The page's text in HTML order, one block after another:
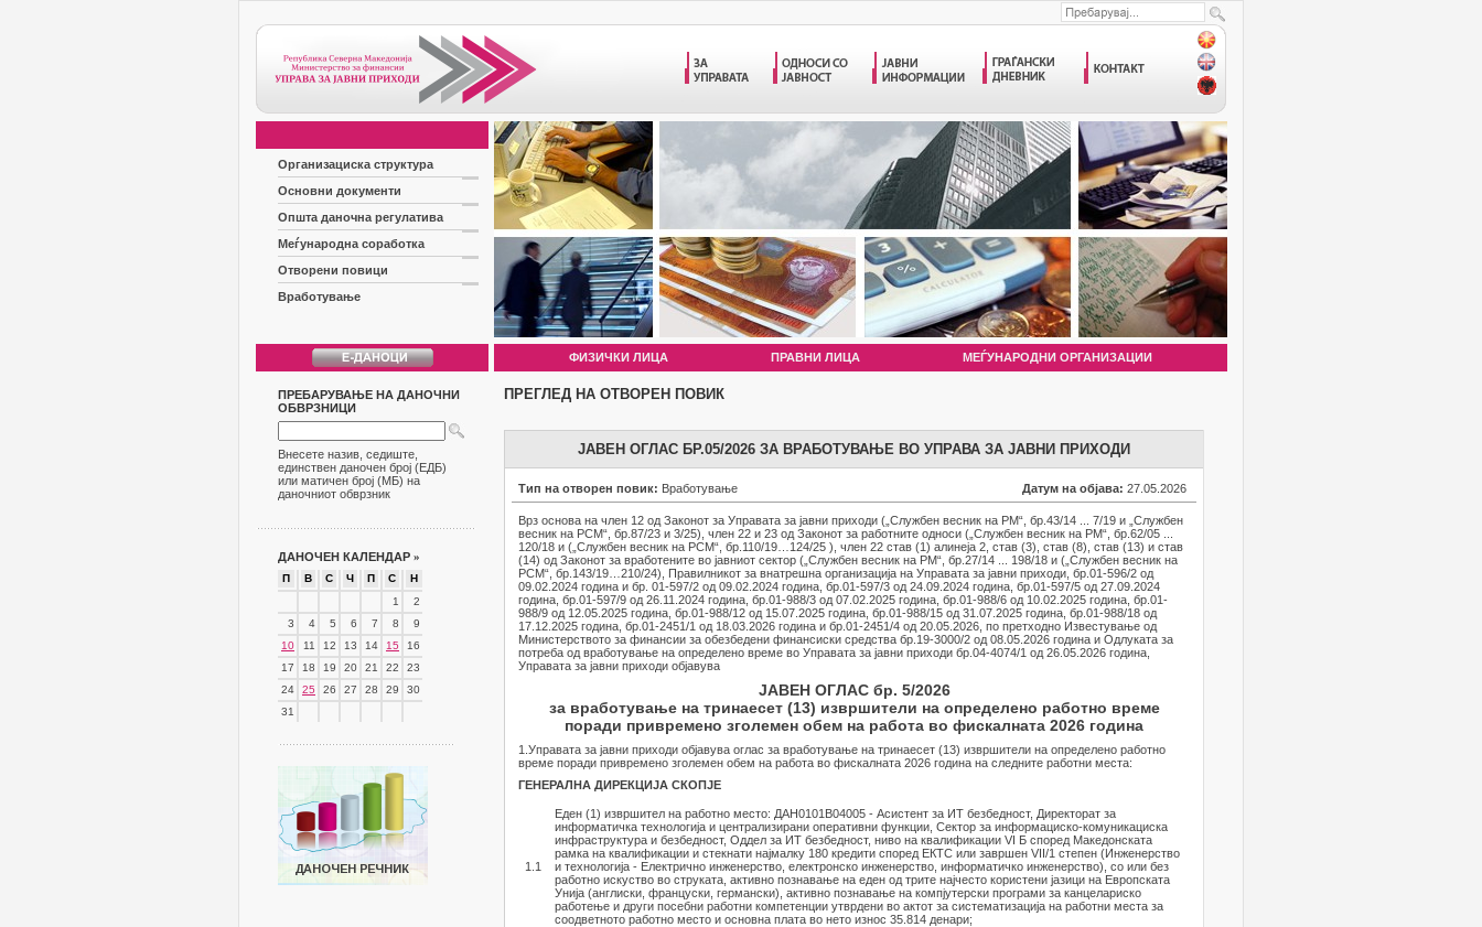
Организациска структура
Основни документи
Општа даночна регулатива
Меѓународна соработка
Отворени повици
Вработување
ФИЗИЧКИ ЛИЦА ПРАВНИ ЛИЦА МЕЃУНАРОДНИ ОРГАНИЗАЦИИ
ПРЕБАРУВАЊЕ НА ДАНОЧНИ
ОБВРЗНИЦИ
Внесете назив, седиште,
единствен даночен број (ЕДБ)
или матичен број (МБ) на
даночниот обврзник
ДАНОЧЕН КАЛЕНДАР »
П В С Ч П С
Н
1
2
3
4 5 6 7 8
9
10
11 12 13 14 15
16
17
18 19 20 21 22
23
24
25 26 27 28 29
30
31
ПРЕГЛЕД НА ОТВОРЕН ПОВИК
ЈАВЕН ОГЛАС БР.05/2026 ЗА ВРАБОТУВАЊЕ ВО УПРАВА ЗА ЈАВНИ ПРИХОДИ
Тип на отворен повик: Вработување Датум на објава: 27.05.2026
Врз основа на член 12 од Законот за Управата за јавни приходи („Службен весник на РМ“, бр.43/14 ... 7/19 и „Службен
весник на РСМ“, бр.87/23 и 3/25), член 22 и 23 од Законот за работните односи („Службен весник на РМ“, бр.62/05 ...
120/18 и („Службен весник на РСМ“, бр.110/19…124/25 ), член 22 став (1) алинеја 2, став (3), став (8), став (13) и став
(14) од Законот за вработените во јавниот сектор („Службен весник на РМ“, бр.27/14 ... 198/18 и („Службен весник на
РСМ“, бр.143/19…210/24), Правилникот за внатрешна организација на Управата за јавни приходи, бр.01-596/2 од
09.02.2024 година и бр. 01-597/2 од 09.02.2024 година, бр.01-597/3 од 24.09.2024 година, бр.01-597/5 од 27.09.2024
година, бр.01-597/9 од 26.11.2024 година, бр.01-988/3 од 07.02.2025 година, бр.01-988/6 од 10.02.2025 година, бр.01-
988/9 од 12.05.2025 година, бр.01-988/12 од 15.07.2025 година, бр.01-988/15 од 31.07.2025 година, бр.01-988/18 од
17.12.2025 година, бр.01-2451/1 од 18.03.2026 година и бр.01-2451/4 од 20.05.2026, по претходно Известување од
Министерството за финансии за обезбедени финансиски средства бр.19-3000/2 од 08.05.2026 година и Одлуката за
потреба од вработување на определено време во Управата за јавни приходи бр.04-4074/1 од 26.05.2026 година,
Управата за јавни приходи објавува
ЈАВЕН ОГЛАС бр. 5/2026
за вработување на тринаесет (13) извршители на определено работно време
поради привремено зголемен обем на работа во фискалната 2026 година
1.Управата за јавни приходи објавува оглас за вработување на тринаесет (13) извршители на определено работно
време поради привремено зголемен обем на работа во фискалната 2026 година на следните работни места:
ГЕНЕРАЛНА ДИРЕКЦИЈА СКОПЈЕ
1.1
Еден (1) извршител на работно место: ДАН0101В04005 - Асистент за ИТ безбедност, Директорат за
информатичка технологија и централизирани оперативни функции, Сектор за информациско-комуникациска
инфраструктура и безбедност, Оддел за ИТ безбедност, ниво на квалификации VI Б според Македонската
рамка на квалификации и стекнати најмалку 180 кредити според ЕКТС или завршен VII/1 степен (Инженерство
и технологија - Електрично инженерство, електронско инженерство, информатичко инженерство), со или без
работно искуство во струката, активно познавање на еден од трите најчесто користени јазици на Европската
Унија (англиски, француски, германски), активно познавање на компјутерски програми за канцелариско
работење и други посебни работни компетенции утврдени во актот за систематизација на работни места за
соодветното работно место и основна плата во нето износ 35.814 денари;